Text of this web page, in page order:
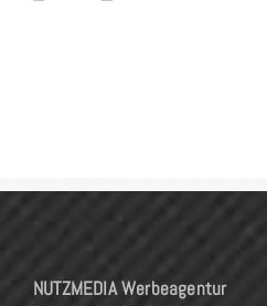
NUTZMEDIA Werbeagentur